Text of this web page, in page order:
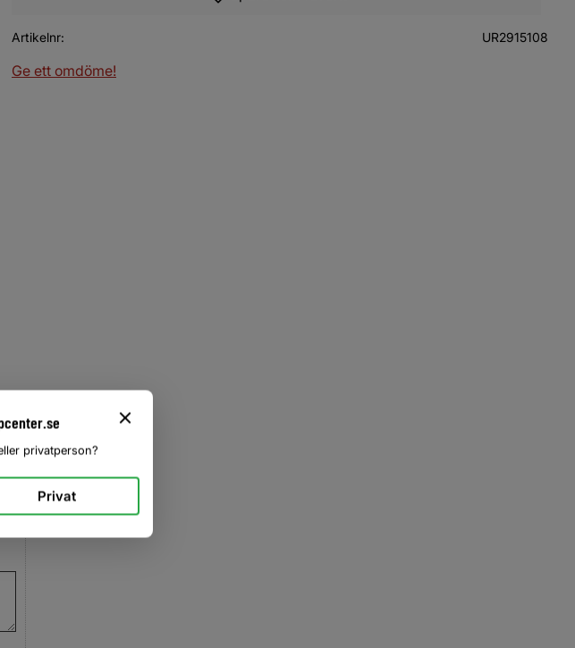
Lägg till i favoriter
Artikelnr UR2915108
Ge ett omdöme!
privatperson?
Privat